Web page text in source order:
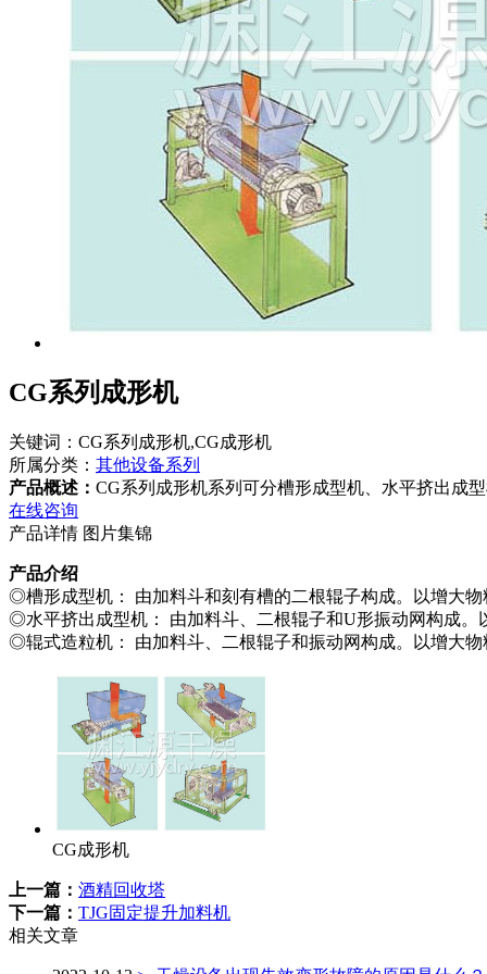
CG系列成形机
关键词：CG系列成形机,CG成形机
所属分类： 其他设备系列
产品概述： CG系列成形机系列可分槽形成型机、水平挤出成
在线咨询
产品详情 图片集锦
产品介绍
◎槽形成型机： 由加料斗和刻有槽的二根辊子构成。以增大
◎水平挤出成型机： 由加料斗、二根辊子和U形振动网构成
◎辊式造粒机： 由加料斗、二根辊子和振动网构成。以增大
CG成形机
上一篇： 酒精回收塔
下一篇： TJG固定提升加料机
相关文章